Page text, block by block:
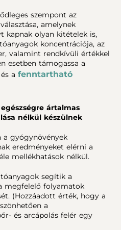
szempont az
amelynek
kapnak olyan kitételek is,
koncentrációja, az
valamint rendkívüli értékkel
esetben támogassa a
a fenntartható
ártalmas
nélkül készülnek
a gyógynövények
eredményeket elérni a
mellékhatások nélkül.
segítik a
megfelelő folyamatok
(Hozzáadott érték, hogy a
a
és arcápolás felér egy